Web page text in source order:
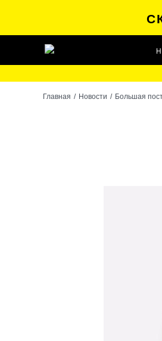
Главная / Новости / Большая